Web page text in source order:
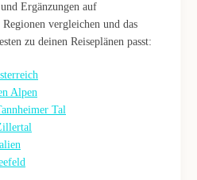
Ergänzungen auf
vergleichen und das
zu deinen Reiseplänen passt:
Alpen
Tal